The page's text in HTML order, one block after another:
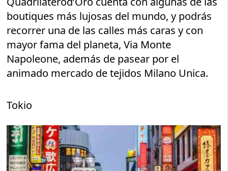
boutiques más lujosas del mundo, y podrás
recorrer una de las calles más caras y con
mayor fama del planeta, Via Monte
Napoleone, además de pasear por el
animado mercado de tejidos Milano Unica.
Tokio